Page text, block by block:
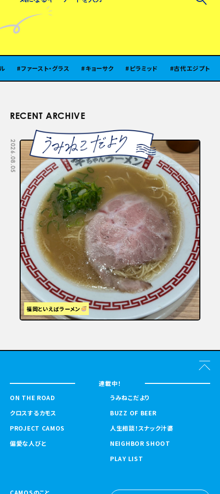
ースト・グラス キョーサク ピラミッド 古代エジプト 北陸
RECENT ARCHIVE
2026.08.05
福岡といえばラーメン
連載中！
ON THE ROAD
クロスするカモス
PROJECT CAMOS
偏愛な人びと
うみねこだより
BUZZ OF BEER
人生相談！スナック汁婆
NEIGHBOR SHOOT
PLAY LIST
CAMOSのこと